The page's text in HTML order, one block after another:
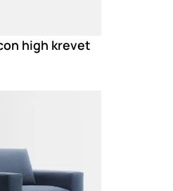
high krevet